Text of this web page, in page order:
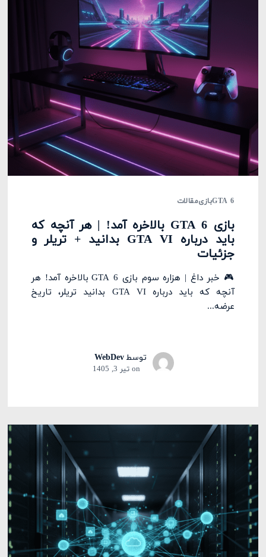
GTA 6بازیمقالات
بازی GTA 6 بالاخره آمد! | هر آنچه که
باید درباره GTA VI بدانید + تریلر و
جزئیات
🎮 خبر داغ | هزاره سوم بازی GTA 6 بالاخره آمد! هر
آنچه که باید درباره GTA VI بدانید تریلر، تاریخ
عرضه...
توسطWebDev
on تیر 3, 1405